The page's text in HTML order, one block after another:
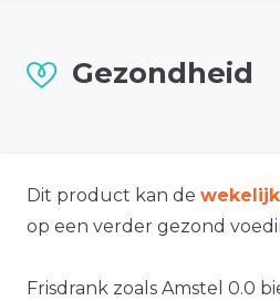
Gezondheid
Dit product kan de
op een verder gezond
Frisdrank zoals Amstel 0.0